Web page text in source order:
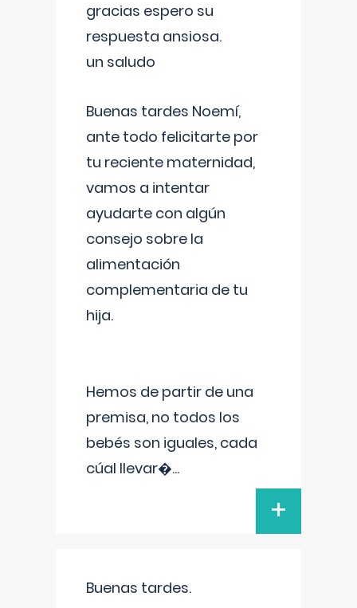
gracias espero su
respuesta ansiosa.
un saludo
Buenas tardes Noemí,
ante todo felicitarte por
tu reciente maternidad,
vamos a intentar
ayudarte con algún
consejo sobre la
alimentación
complementaria de tu
hija.
Hemos de partir de una
premisa, no todos los
bebés son iguales, cada
cúal llevar�...
+
Buenas tardes.